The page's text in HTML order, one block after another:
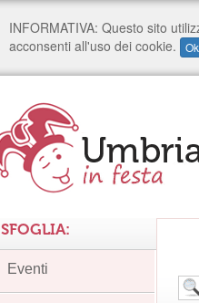
SFOGLIA:
Eventi